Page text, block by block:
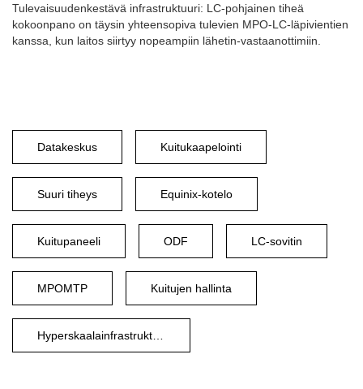
Tulevaisuudenkestävä infrastruktuuri: LC-pohjainen tiheä
kokoonpano on täysin yhteensopiva tulevien MPO-LC-läpivientien
kanssa, kun laitos siirtyy nopeampiin lähetin-vastaanottimiin.
Datakeskus Kuitukaapelointi
Suuri tiheys Equinix-kotelo
Kuitupaneeli ODF LC-sovitin
MPOMTP Kuitujen hallinta